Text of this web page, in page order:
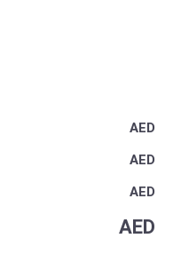
AED
AED
AED
AED